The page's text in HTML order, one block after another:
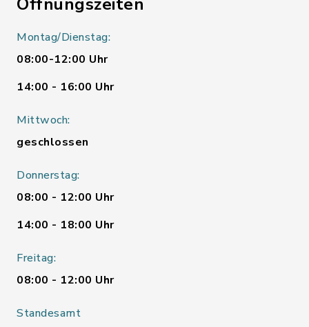
Montag/Dienstag:
08:00-12:00 Uhr
14:00 - 16:00 Uhr
Mittwoch:
geschlossen
Donnerstag:
08:00 - 12:00 Uhr
14:00 - 18:00 Uhr
Freitag:
08:00 - 12:00 Uhr
Standesamt